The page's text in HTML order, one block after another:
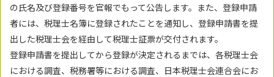
の氏名及び登録番号を官報でもって公告します。また、登録申請
者には、税理士名簿に登録されたことを通知し、登録申請書を提
出した税理士会を経由して税理士証票が交付されます。
登録申請書を提出してから登録が決定されるまでは、各税理士会
における調査、税務署等における調査、日本税理士会連合会にお